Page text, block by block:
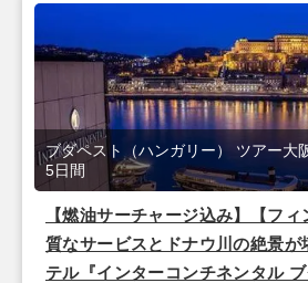
【燃油サーチャージ込み】【フ
質なサービスとドナウ川の絶景が
テル『インターコンチネンタル
ブダペスト（ハンガリー） ツアー大
5日間